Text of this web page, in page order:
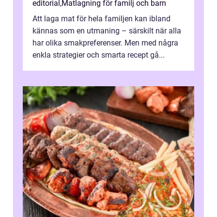
editorial ,Matlagning för familj och barn
Att laga mat för hela familjen kan ibland
kännas som en utmaning – särskilt när alla
har olika smakpreferenser. Men med några
enkla strategier och smarta recept gå...